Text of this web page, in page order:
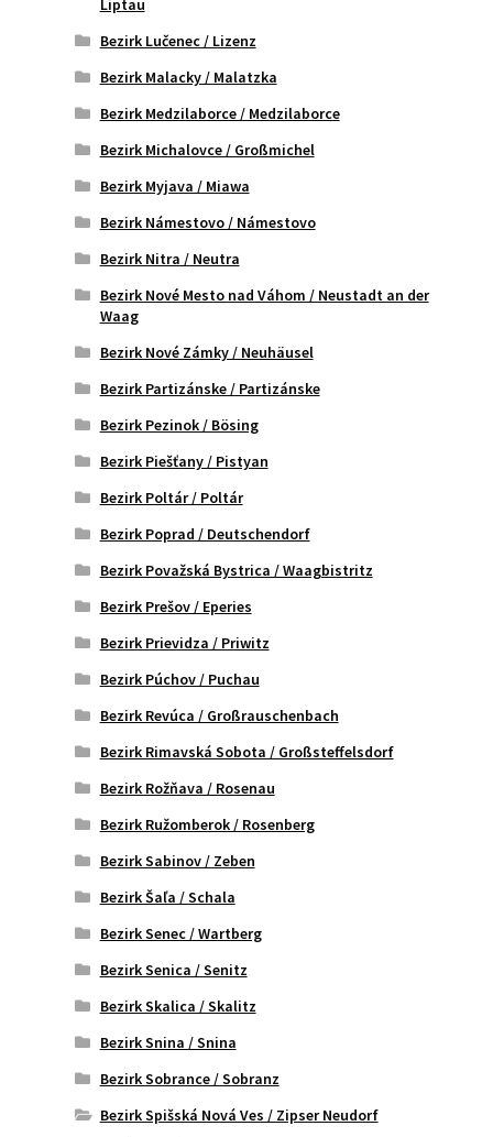
Liptau
Bezirk Lučenec / Lizenz
Bezirk Malacky / Malatzka
Bezirk Medzilaborce / Medzilaborce
Bezirk Michalovce / Großmichel
Bezirk Myjava / Miawa
Bezirk Námestovo / Námestovo
Bezirk Nitra / Neutra
Bezirk Nové Mesto nad Váhom / Neustadt an der
Waag
Bezirk Nové Zámky / Neuhäusel
Bezirk Partizánske / Partizánske
Bezirk Pezinok / Bösing
Bezirk Piešťany / Pistyan
Bezirk Poltár / Poltár
Bezirk Poprad / Deutschendorf
Bezirk Považská Bystrica / Waagbistritz
Bezirk Prešov / Eperies
Bezirk Prievidza / Priwitz
Bezirk Púchov / Puchau
Bezirk Revúca / Großrauschenbach
Bezirk Rimavská Sobota / Großsteffelsdorf
Bezirk Rožňava / Rosenau
Bezirk Ružomberok / Rosenberg
Bezirk Sabinov / Zeben
Bezirk Šaľa / Schala
Bezirk Senec / Wartberg
Bezirk Senica / Senitz
Bezirk Skalica / Skalitz
Bezirk Snina / Snina
Bezirk Sobrance / Sobranz
Bezirk Spišská Nová Ves / Zipser Neudorf